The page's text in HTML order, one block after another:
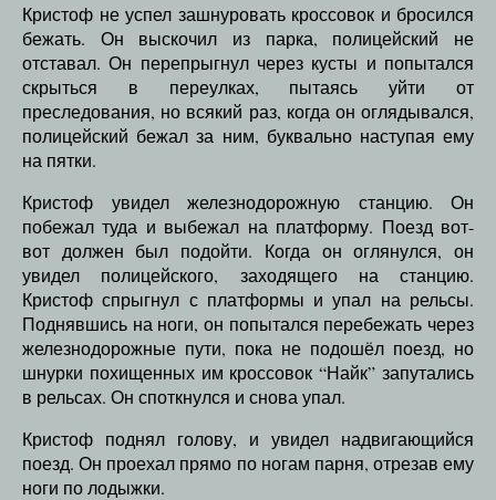
Кристоф не успел зашнуровать кроссовок и бросился
бежать. Он выскочил из парка, полицейский не
отставал. Он перепрыгнул через кусты и попытался
скрыться в переулках, пытаясь уйти от
преследования, но всякий раз, когда он оглядывался,
полицейский бежал за ним, буквально наступая ему
на пятки.
Кристоф увидел железнодорожную станцию. Он
побежал туда и выбежал на платформу. Поезд вот-
вот должен был подойти. Когда он оглянулся, он
увидел полицейского, заходящего на станцию.
Кристоф спрыгнул с платформы и упал на рельсы.
Поднявшись на ноги, он попытался перебежать через
железнодорожные пути, пока не подошёл поезд, но
шнурки похищенных им кроссовок “Найк” запутались
в рельсах. Он споткнулся и снова упал.
Кристоф поднял голову, и увидел надвигающийся
поезд. Он проехал прямо по ногам парня, отрезав ему
ноги по лодыжки.